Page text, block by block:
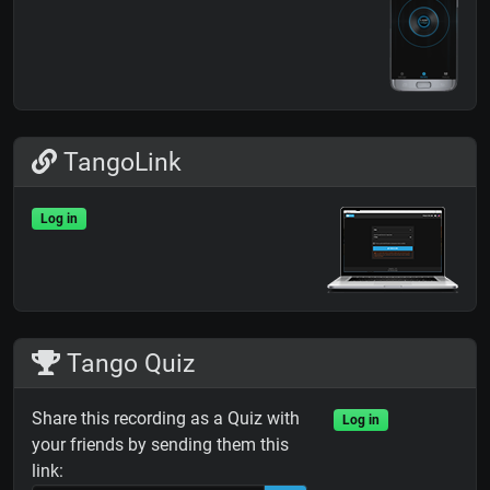
TangoLink
Log in
Tango Quiz
Share this recording as a Quiz with
your friends by sending them this
link:
Log in